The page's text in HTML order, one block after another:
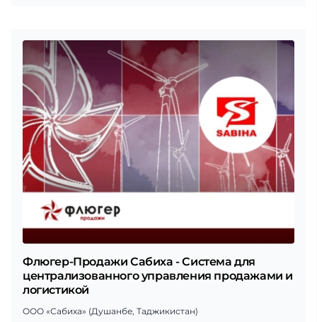
Флюгер-Продажи Сабиха - Система для
централизованного управления продажами и
логистикой
ООО «Сабиха» (Душанбе, Таджикистан)